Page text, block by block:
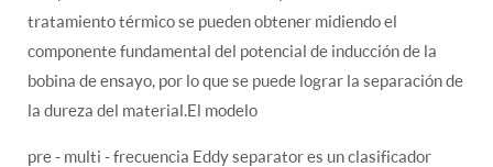
tratamiento térmico se pueden obtener midiendo el
componente fundamental del potencial de inducción de la
bobina de ensayo, por lo que se puede lograr la separación de
la dureza del material.El modelo
pre - multi - frecuencia Eddy separator es un clasificador